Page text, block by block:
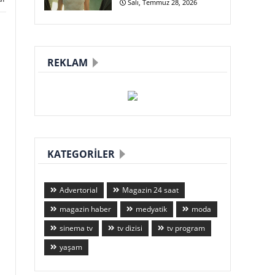
Salı, Temmuz 28, 2026
REKLAM
KATEGORILER
Advertorial
Magazin 24 saat
magazin haber
medyatik
moda
sinema tv
tv dizisi
tv program
yaşam